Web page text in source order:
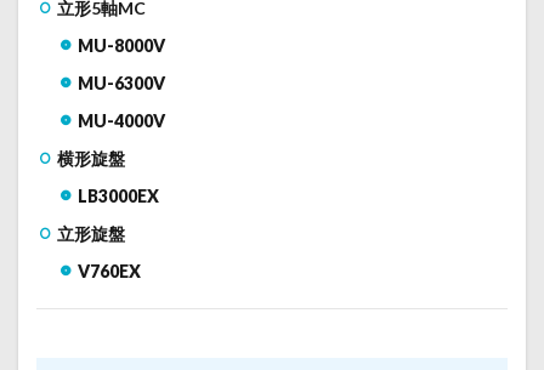
立形5軸MC
MU-8000V
MU-6300V
MU-4000V
横形旋盤
LB3000EX
立形旋盤
V760EX